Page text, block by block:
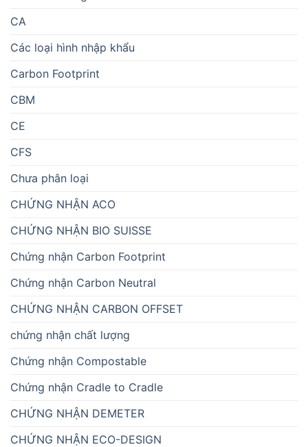
CA
Các loại hình nhập khẩu
Carbon Footprint
CBM
CE
CFS
Chưa phân loại
CHỨNG NHẬN ACO
CHỨNG NHẬN BIO SUISSE
Chứng nhận Carbon Footprint
Chứng nhận Carbon Neutral
CHỨNG NHẬN CARBON OFFSET
chứng nhận chất lượng
Chứng nhận Compostable
Chứng nhận Cradle to Cradle
CHỨNG NHẬN DEMETER
CHỨNG NHẬN ECO-DESIGN